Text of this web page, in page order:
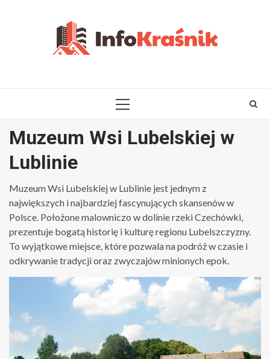
PRIMARY
Muzeum Wsi Lubelskiej w
Lublinie
Muzeum Wsi Lubelskiej w Lublinie jest jednym z
największych i najbardziej fascynujących skansenów w
Polsce. Położone malowniczo w dolinie rzeki Czechówki,
prezentuje bogatą historię i kulturę regionu Lubelszczyzny.
To wyjątkowe miejsce, które pozwala na podróż w czasie i
odkrywanie tradycji oraz zwyczajów minionych epok.